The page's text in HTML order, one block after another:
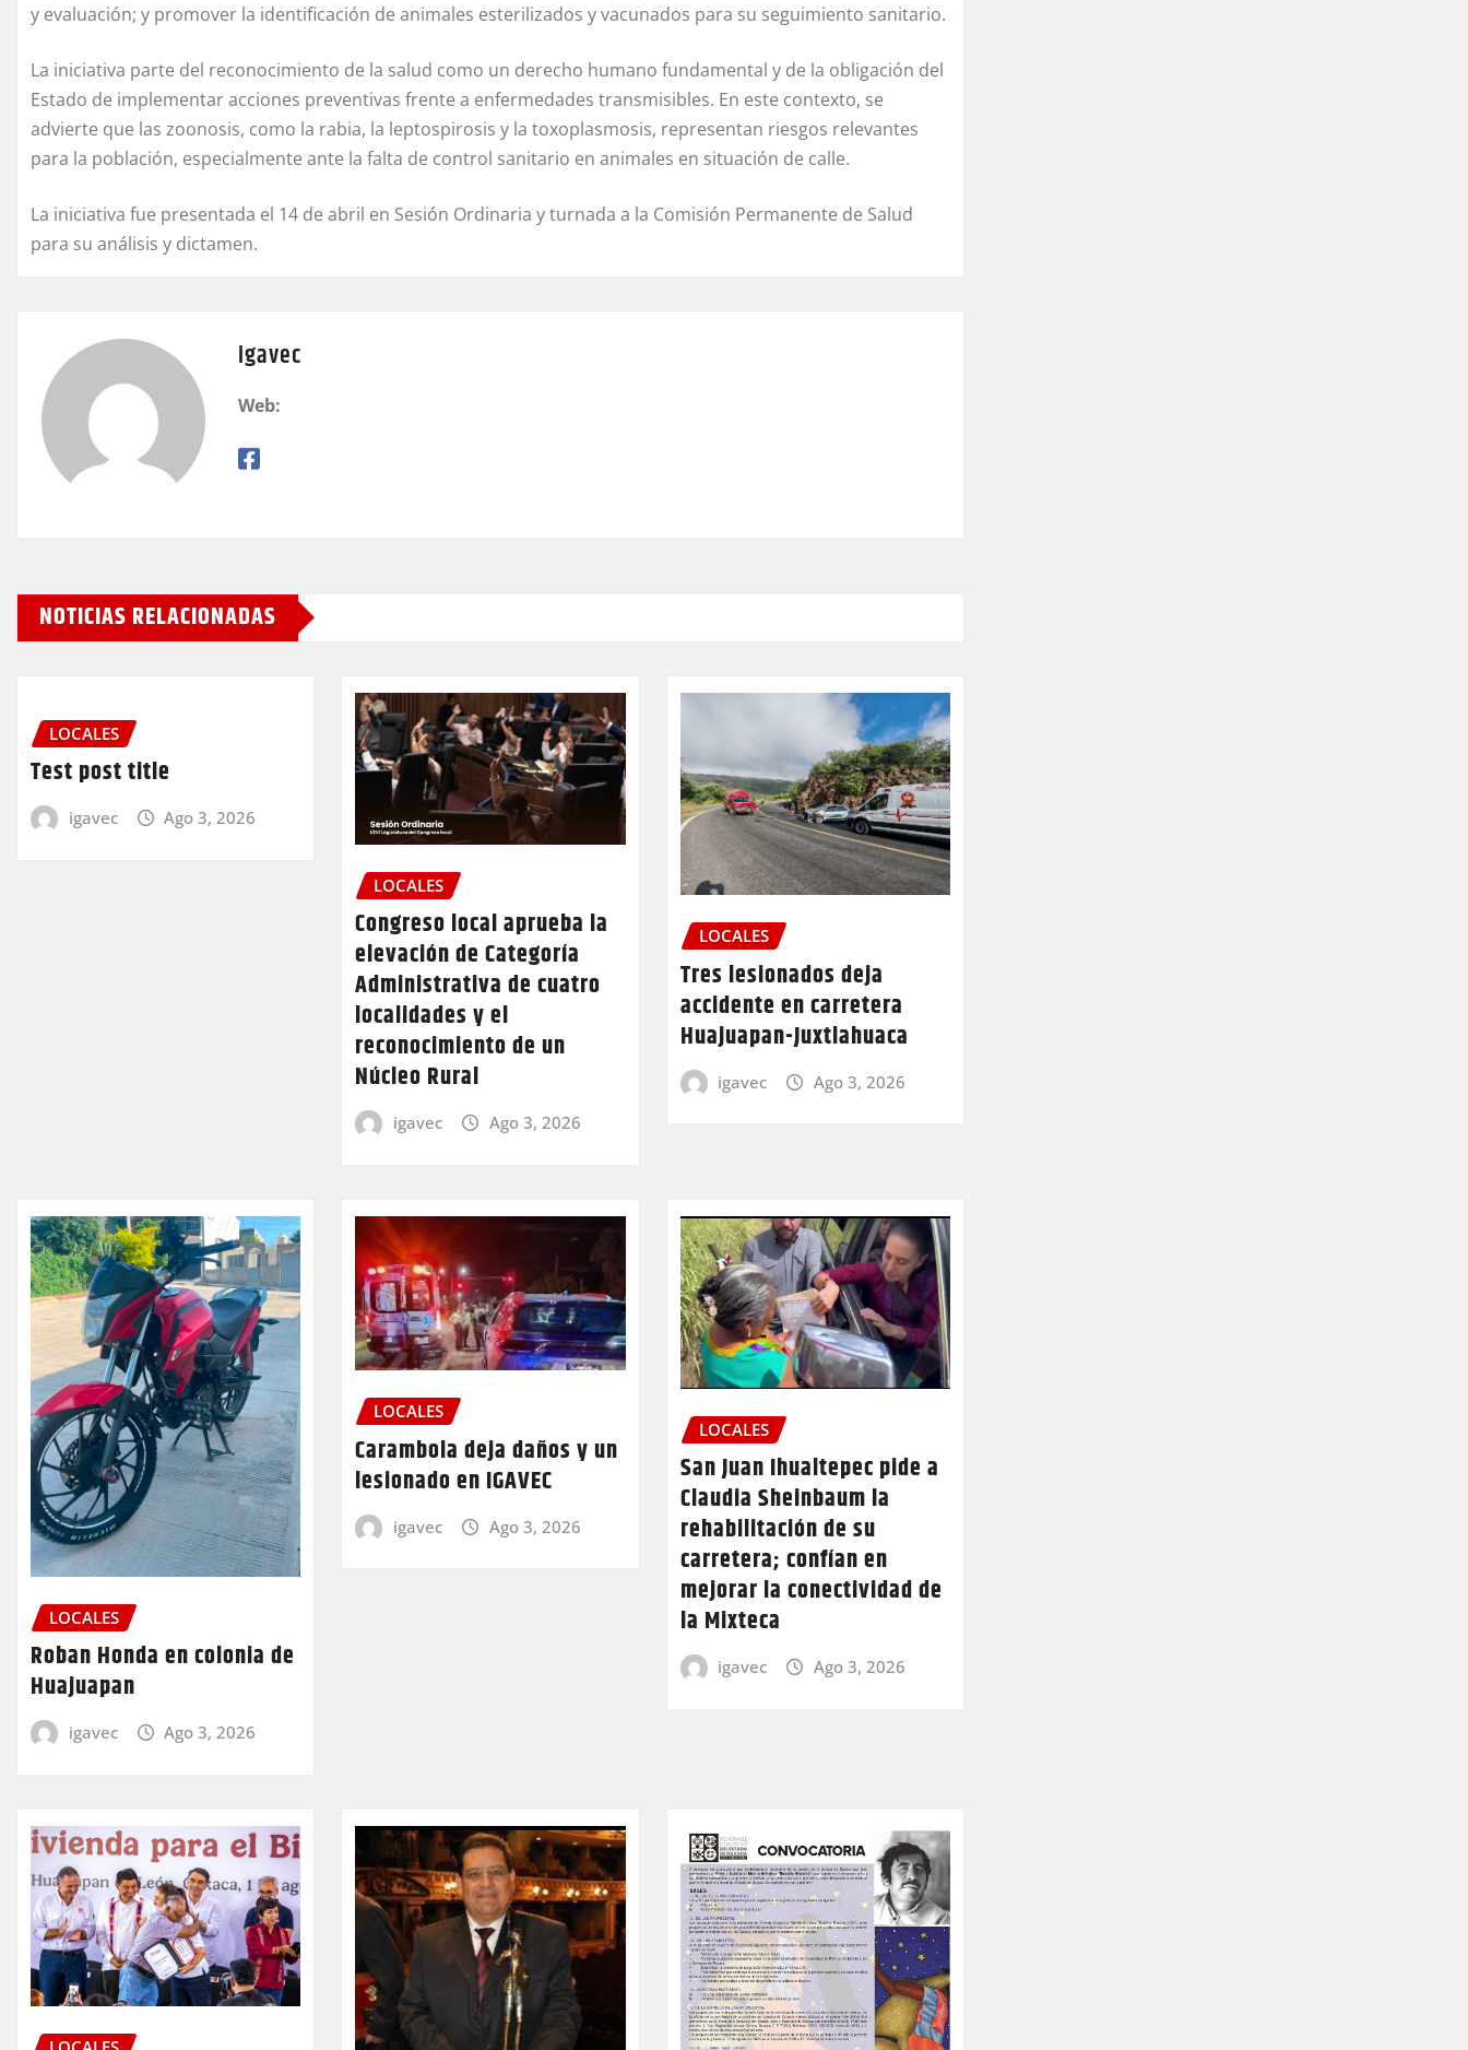
y evaluación; y promover la identificación de animales esterilizados y vacunados para su seguimiento sanitario.
La iniciativa parte del reconocimiento de la salud como un derecho humano fundamental y de la obligación del
Estado de implementar acciones preventivas frente a enfermedades transmisibles. En este contexto, se
advierte que las zoonosis, como la rabia, la leptospirosis y la toxoplasmosis, representan riesgos relevantes
para la población, especialmente ante la falta de control sanitario en animales en situación de calle.
La iniciativa fue presentada el 14 de abril en Sesión Ordinaria y turnada a la Comisión Permanente de Salud
para su análisis y dictamen.
igavec
Web:
NOTICIAS RELACIONADAS
LOCALES
Test post title
igavec Ago 3, 2026
LOCALES
Congreso local aprueba la
elevación de Categoría
Administrativa de cuatro
localidades y el
reconocimiento de un
Núcleo Rural
igavec Ago 3, 2026
LOCALES
Tres lesionados deja
accidente en carretera
Huajuapan-Juxtlahuaca
igavec Ago 3, 2026
LOCALES
Roban Honda en colonia de
Huajuapan
igavec Ago 3, 2026
LOCALES
Carambola deja daños y un
lesionado en IGAVEC
igavec Ago 3, 2026
LOCALES
San Juan Ihualtepec pide a
Claudia Sheinbaum la
rehabilitación de su
carretera; confían en
mejorar la conectividad de
la Mixteca
igavec Ago 3, 2026